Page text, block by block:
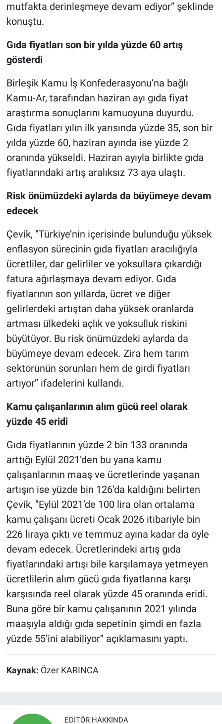
mutfakta derinleşmeye devam ediyor’’ şeklinde
konuştu.
Gıda fiyatları son bir yılda yüzde 60 artış
gösterdi
Birleşik Kamu İş Konfederasyonu’na bağlı
Kamu-Ar, tarafından haziran ayı gıda fiyat
araştırma sonuçlarını kamuoyuna duyurdu.
Gıda fiyatları yılın ilk yarısında yüzde 35, son bir
yılda yüzde 60, haziran ayında ise yüzde 2
oranında yükseldi. Haziran ayıyla birlikte gıda
fiyatlarındaki artış aralıksız 73 aya ulaştı.
Risk önümüzdeki aylarda da büyümeye devam
edecek
Çevik, ‘’Türkiye’nin içerisinde bulunduğu yüksek
enflasyon sürecinin gıda fiyatları aracılığıyla
ücretliler, dar gelirliler ve yoksullara çıkardığı
fatura ağırlaşmaya devam ediyor. Gıda
fiyatlarının son yıllarda, ücret ve diğer
gelirlerdeki artıştan daha yüksek oranlarda
artması ülkedeki açlık ve yoksulluk riskini
büyütüyor. Bu risk önümüzdeki aylarda da
büyümeye devam edecek. Zira hem tarım
sektörünün sorunları hem de girdi fiyatları
artıyor’’ ifadelerini kullandı.
Kamu çalışanlarının alım gücü reel olarak
yüzde 45 eridi
Gıda fiyatlarının yüzde 2 bin 133 oranında
arttığı Eylül 2021’den bu yana kamu
çalışanlarının maaş ve ücretlerinde yaşanan
artışın ise yüzde bin 126’da kaldığını belirten
Çevik, ‘’Eylül 2021’de 100 lira olan ortalama
kamu çalışanı ücreti Ocak 2026 itibariyle bin
226 liraya çıktı ve temmuz ayına kadar da öyle
devam edecek. Ücretlerindeki artış gıda
fiyatlarındaki artışı bile karşılamaya yetmeyen
ücretlilerin alım gücü gıda fiyatlarına karşı
karşısında reel olarak yüzde 45 oranında eridi.
Buna göre bir kamu çalışanının 2021 yılında
maaşıyla aldığı gıda sepetinin şimdi en fazla
yüzde 55’ini alabiliyor’’ açıklamasını yaptı.
Kaynak: Özer KARINCA
EDITÖR HAKKINDA